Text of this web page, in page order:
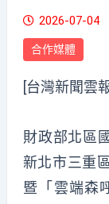
2026-07-04
合作媒體
[台灣新聞雲
財政部北區
新北市三重
暨「雲端森